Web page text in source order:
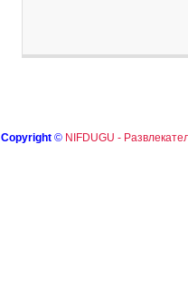
Copyright © NIFDUGU -